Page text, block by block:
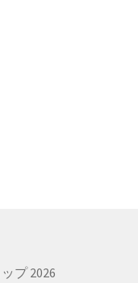
プ 2026